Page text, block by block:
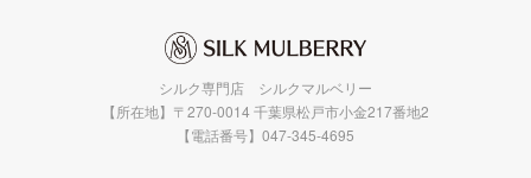
シルク専門店 シルクマルベリー
【所在地】〒270-0014 千葉県松戸市小金217番地2
【電話番号】047-345-4695